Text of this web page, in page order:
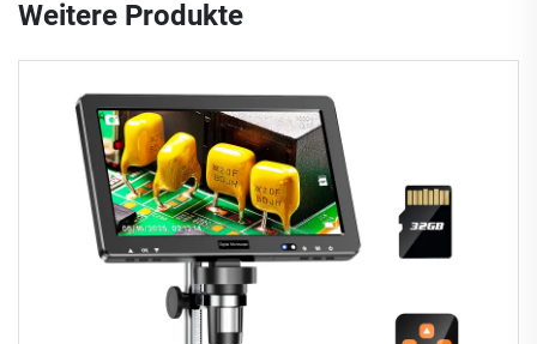
Weitere Produkte